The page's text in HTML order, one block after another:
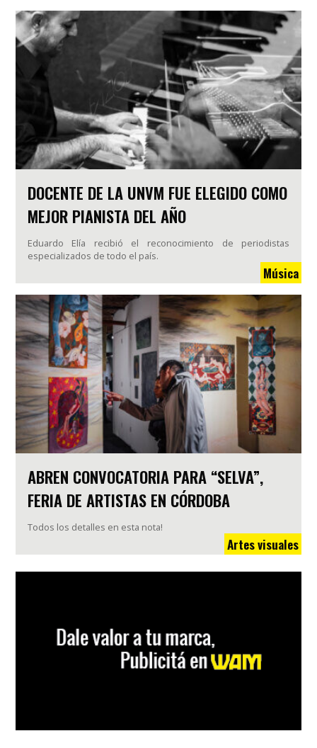
DOCENTE DE LA UNVM FUE ELEGIDO COMO
MEJOR PIANISTA DEL AÑO
Eduardo Elía recibió el reconocimiento de periodistas
especializados de todo el país.
Música
ABREN CONVOCATORIA PARA “SELVA”,
FERIA DE ARTISTAS EN CÓRDOBA
Todos los detalles en esta nota!
Artes visuales